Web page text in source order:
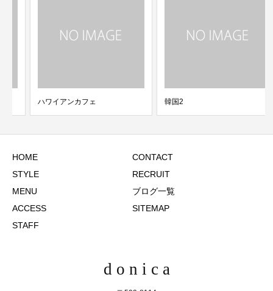
ハワイアンカフェ 韓国2
HOME
STYLE
MENU
ACCESS
STAFF
CONTACT
RECRUIT
ブログ一覧
SITEMAP
d o n i c a